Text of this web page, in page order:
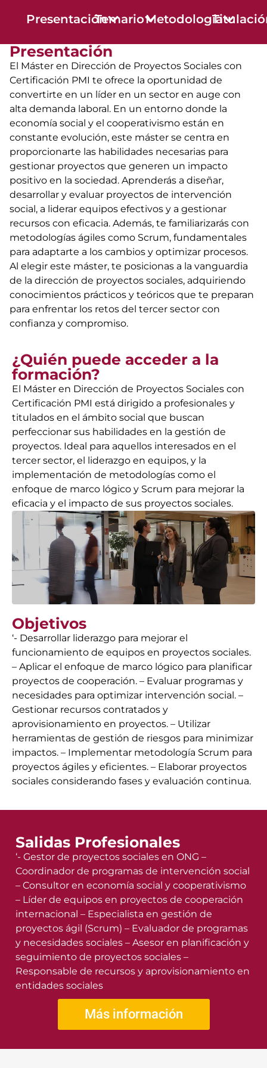
PresentaciónTemarioMetodología
Presentación
El Máster en Dirección de Proyectos Sociales con
Certificación PMI te ofrece la oportunidad de
convertirte en un líder en un sector en auge con
alta demanda laboral. En un entorno donde la
economía social y el cooperativismo están en
constante evolución, este máster se centra en
proporcionarte las habilidades necesarias para
gestionar proyectos que generen un impacto
positivo en la sociedad. Aprenderás a diseñar,
desarrollar y evaluar proyectos de intervención
social, a liderar equipos efectivos y a gestionar
recursos con eficacia. Además, te familiarizarás con
metodologías ágiles como Scrum, fundamentales
para adaptarte a los cambios y optimizar procesos.
Al elegir este máster, te posicionas a la vanguardia
de la dirección de proyectos sociales, adquiriendo
conocimientos prácticos y teóricos que te preparan
para enfrentar los retos del tercer sector con
confianza y compromiso.
¿Quién puede acceder a la
formación?
El Máster en Dirección de Proyectos Sociales con
Certificación PMI está dirigido a profesionales y
titulados en el ámbito social que buscan
perfeccionar sus habilidades en la gestión de
proyectos. Ideal para aquellos interesados en el
tercer sector, el liderazgo en equipos, y la
implementación de metodologías como el
enfoque de marco lógico y Scrum para mejorar la
eficacia y el impacto de sus proyectos sociales.
Objetivos
‘- Desarrollar liderazgo para mejorar el
funcionamiento de equipos en proyectos sociales.
– Aplicar el enfoque de marco lógico para planificar
proyectos de cooperación. – Evaluar programas y
necesidades para optimizar intervención social. –
Gestionar recursos contratados y
aprovisionamiento en proyectos. – Utilizar
herramientas de gestión de riesgos para minimizar
impactos. – Implementar metodología Scrum para
proyectos ágiles y eficientes. – Elaborar proyectos
sociales considerando fases y evaluación continua.
Salidas Profesionales
‘- Gestor de proyectos sociales en ONG –
Coordinador de programas de intervención social
– Consultor en economía social y cooperativismo
– Líder de equipos en proyectos de cooperación
internacional – Especialista en gestión de
proyectos ágil (Scrum) – Evaluador de programas
y necesidades sociales – Asesor en planificación y
seguimiento de proyectos sociales –
Responsable de recursos y aprovisionamiento en
entidades sociales
Más información